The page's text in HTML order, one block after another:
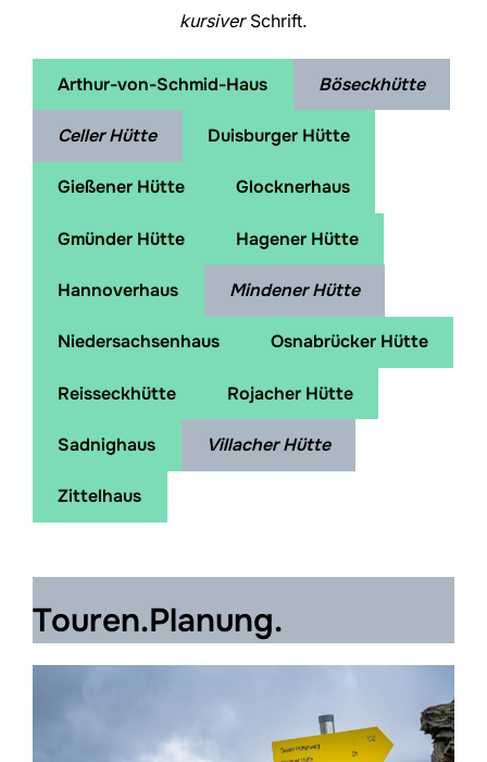
kursiverSchrift.
Arthur-von-Schmid-Haus Böseckhütte
Celler Hütte Duisburger Hütte
Gießener Hütte Glocknerhaus
Gmünder Hütte Hagener Hütte
Hannoverhaus Mindener Hütte
Niedersachsenhaus Osnabrücker Hütte
Reisseckhütte Rojacher Hütte
Sadnighaus Villacher Hütte
Zittelhaus
Touren.Planung.